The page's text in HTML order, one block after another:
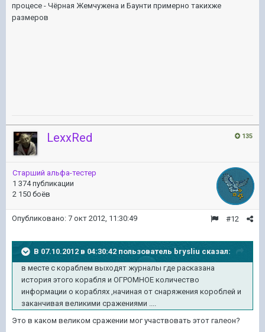
процесе - Чёрная Жемчужена и Баунти примерно такихже
размеров
135
LexxRed
Старший альфа-тестер
1 374 публикации
2 150 боёв
#12
Опубликовано: 7 окт 2012, 11:30:49
В 07.10.2012 в 04:30:42 пользователь brysliu сказал:
в месте с кораблем выходят журналы где расказана
история этого корабля и ОГРОМНОЕ количество
информации о кораблях ,начиная от снаряжения короблей и
заканчивая великими сражениями ....
Это в каком великом сражении мог участвовать этот галеон?